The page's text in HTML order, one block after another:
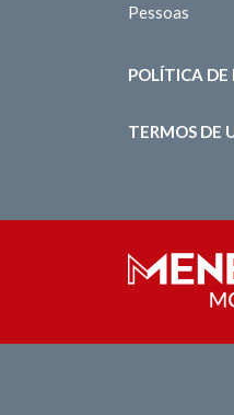
Pessoas
POLÍTICA DE
TERMOS DE